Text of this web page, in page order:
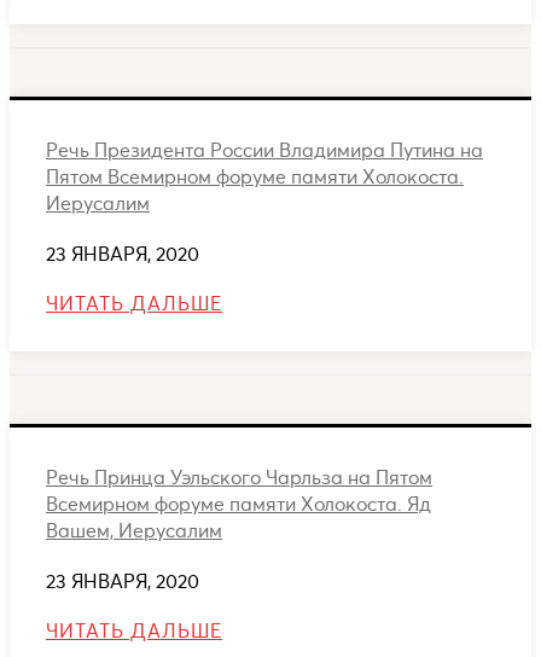
Речь Президента России Владимира Путина на
Пятом Всемирном форуме памяти Холокоста.
Иерусалим
23 ЯНВАРЯ, 2020
ЧИТАТЬ ДАЛЬШЕ
Речь Принца Уэльского Чарльза на Пятом
Всемирном форуме памяти Холокоста. Яд
Вашем, Иерусалим
23 ЯНВАРЯ, 2020
ЧИТАТЬ ДАЛЬШЕ